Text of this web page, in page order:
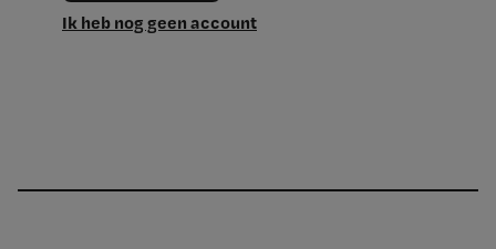
Ik heb nog geen account